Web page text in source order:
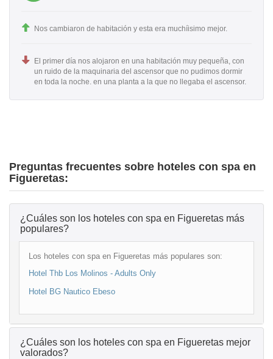
Nos cambiaron de habitación y esta era muchíisimo mejor.
El primer día nos alojaron en una habitación muy pequeña, con
un ruido de la maquinaria del ascensor que no pudimos dormir
en toda la noche. en una planta a la que no llegaba el ascensor.
Preguntas frecuentes sobre hoteles con spa en
Figueretas:
¿Cuáles son los hoteles con spa en Figueretas más
populares?
Los hoteles con spa en Figueretas más populares son:
Hotel Thb Los Molinos - Adults Only
Hotel BG Nautico Ebeso
¿Cuáles son los hoteles con spa en Figueretas mejor
valorados?